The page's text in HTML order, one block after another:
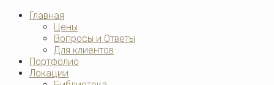
Главная
Цены
Вопросы и Ответы
Для клиентов
Портфолио
Локации